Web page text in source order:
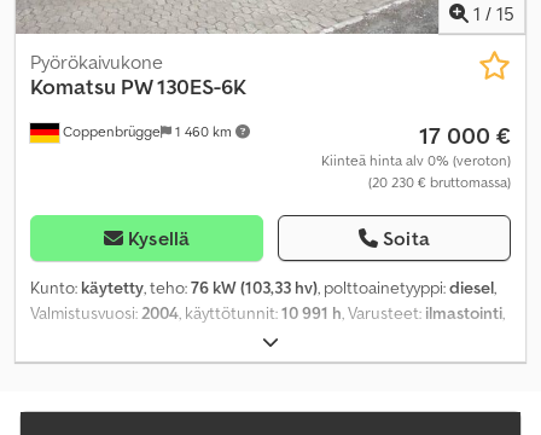
1 / 15
Coppenbrügge 1 460 km
Pyörökaivukone
Komatsu PW 130ES-6K
17 000 €
Kiinteä hinta alv 0% (veroton)
(20 230 € bruttomassa)
Kysellä Soita
Kunto: käytetty, teho:76 kW (103,33 hv), polttoainetyyppi:diesel,
Valmistusvuosi:2004, käyttötunnit:10 991 h, Varusteet: ilmastointi,